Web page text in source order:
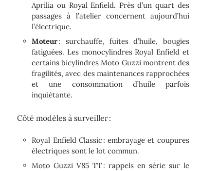
Aprilia ou Royal Enfield. Près d’un quart des
passages à l’atelier concernent aujourd’hui
l’électrique.
Moteur: surchauffe, fuites d’huile, bougies
fatiguées. Les monocylindres Royal Enfield et
certains bicylindres Moto Guzzi montrent des
fragilités, avec des maintenances rapprochées
et une consommation d’huile parfois
inquiétante.
Côté modèles à surveiller :
Royal Enfield Classic : embrayage et coupures
électriques sont le lot commun.
Moto Guzzi V85 TT : rappels en série sur le